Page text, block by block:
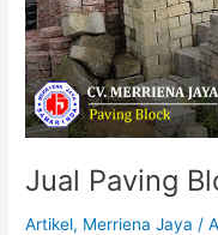
Jual Paving
Artikel, Merriena Jaya /